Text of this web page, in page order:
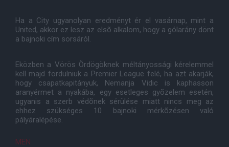
Ha a City ugyanolyan eredményt ér el vasárnap, mint a
United, akkor ez lesz az elsõ alkalom, hogy a gólarány dönt
a bajnoki cím sorsáról.
Eközben a Vörös Ördögöknek méltányossági kérelemmel
kell majd fordulniuk a Premier League felé, ha azt akarják,
hogy csapatkapitányuk, Nemanja Vidic is kaphasson
aranyérmet a nyakába, egy esetleges gyõzelem esetén,
ugyanis a szerb védõnek sérülése miatt nincs meg az
ehhez szükséges 10 bajnoki mérkõzésen való
pályáralépése.
MEN